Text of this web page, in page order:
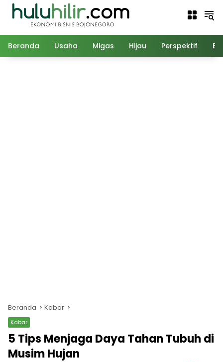
Langsung
Beranda Usaha Migas Hijau Perspektif
Beranda Kabar
Kabar
5 Tips Menjaga Daya Tahan Tubuh di
Musim Hujan